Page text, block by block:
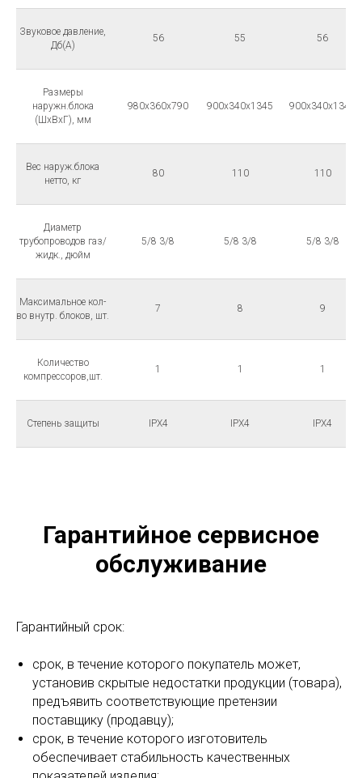
Звуковое давление,
Дб(А)
56 55 56
Размеры
наружн.блока
(ШхВхГ), мм
980x360x790 900x340x1345 900x340x1345
Вес наруж.блока
нетто, кг
80 110 110
Диаметр
трубопроводов газ/
жидк., дюйм
5/8 3/8 5/8 3/8 5/8 3/8
Максимальное кол-
во внутр. блоков, шт.
7 8 9
Количество
компрессоров,шт.
1 1 1
Степень защиты IPX4 IPX4 IPX4
Гарантийное сервисное
обслуживание
Гарантийный срок:
срок, в течение которого покупатель может,
установив скрытые недостатки продукции (товара),
предъявить соответствующие претензии
поставщику (продавцу);
срок, в течение которого изготовитель
обеспечивает стабильность качественных